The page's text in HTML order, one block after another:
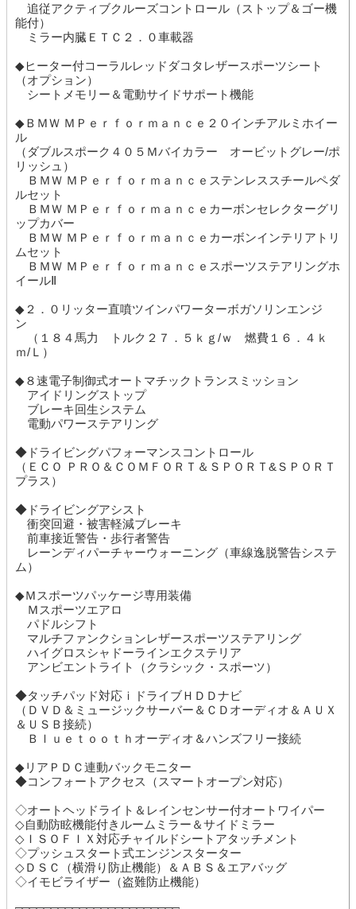
追従アクティブクルーズコントロール（ストップ＆ゴー機
能付）
ミラー内臓ＥＴＣ２．０車載器
◆ヒーター付コーラルレッドダコタレザースポーツシート
（オプション）
シートメモリー＆電動サイドサポート機能
◆ＢＭＷ ＭＰｅｒｆｏｒｍａｎｃｅ２０インチアルミホイー
ル
（ダブルスポーク４０５Ｍバイカラー オービットグレー/ポ
リッシュ）
ＢＭＷ ＭＰｅｒｆｏｒｍａｎｃｅステンレススチールペダ
ルセット
ＢＭＷ ＭＰｅｒｆｏｒｍａｎｃｅカーボンセレクターグリ
ップカバー
ＢＭＷ ＭＰｅｒｆｏｒｍａｎｃｅカーボンインテリアトリ
ムセット
ＢＭＷ ＭＰｅｒｆｏｒｍａｎｃｅスポーツステアリングホ
イールⅡ
◆２．０リッター直噴ツインパワーターボガソリンエンジ
ン
（１８４馬力 トルク２７．５ｋｇ/ｗ 燃費１６．４ｋ
ｍ/Ｌ）
◆８速電子制御式オートマチックトランスミッション
アイドリングストップ
ブレーキ回生システム
電動パワーステアリング
◆ドライビングパフォーマンスコントロール
（ＥＣＯ ＰＲＯ＆ＣＯＭＦＯＲＴ＆ＳＰＯＲＴ&ＳＰＯＲＴ
プラス）
◆ドライビングアシスト
衝突回避・被害軽減ブレーキ
前車接近警告・歩行者警告
レーンディパーチャーウォーニング（車線逸脱警告システ
ム）
◆Ｍスポーツパッケージ専用装備
Ｍスポーツエアロ
パドルシフト
マルチファンクションレザースポーツステアリング
ハイグロスシャドーラインエクステリア
アンビエントライト（クラシック・スポーツ）
◆タッチパッド対応ｉドライブＨＤＤナビ
（ＤＶＤ＆ミュージックサーバー＆ＣＤオーディオ＆ＡＵＸ
＆ＵＳＢ接続）
Ｂｌｕｅｔｏｏｔｈオーディオ＆ハンズフリー接続
◆リアＰＤＣ連動バックモニター
◆コンフォートアクセス（スマートオープン対応）
◇オートヘッドライト＆レインセンサー付オートワイパー
◇自動防眩機能付きルームミラー＆サイドミラー
◇ＩＳＯＦＩＸ対応チャイルドシートアタッチメント
◇プッシュスタート式エンジンスターター
◇ＤＳＣ（横滑り防止機能）＆ＡＢＳ＆エアバッグ
◇イモビライザー（盗難防止機能）